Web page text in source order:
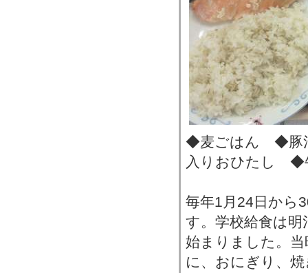
◆麦ごはん ◆豚
入りおひたし ◆
毎年1月24日から
す。学校給食は
始まりました。
に、おにぎり、